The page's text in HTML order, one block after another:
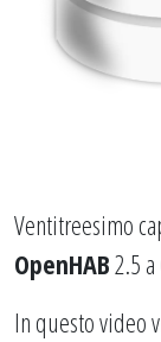
Ventitreesimo
OpenHAB2.5 a
In questo video